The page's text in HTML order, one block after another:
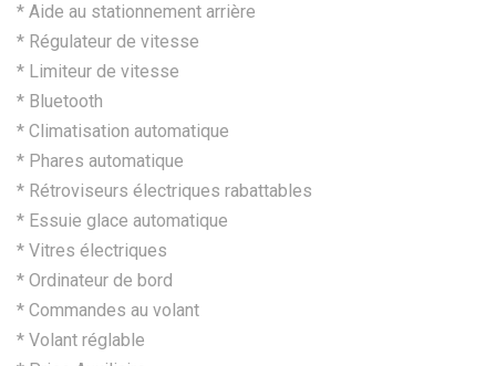
* Aide au stationnement arrière
* Régulateur de vitesse
* Limiteur de vitesse
* Bluetooth
* Climatisation automatique
* Phares automatique
* Rétroviseurs électriques rabattables
* Essuie glace automatique
* Vitres électriques
* Ordinateur de bord
* Commandes au volant
* Volant réglable